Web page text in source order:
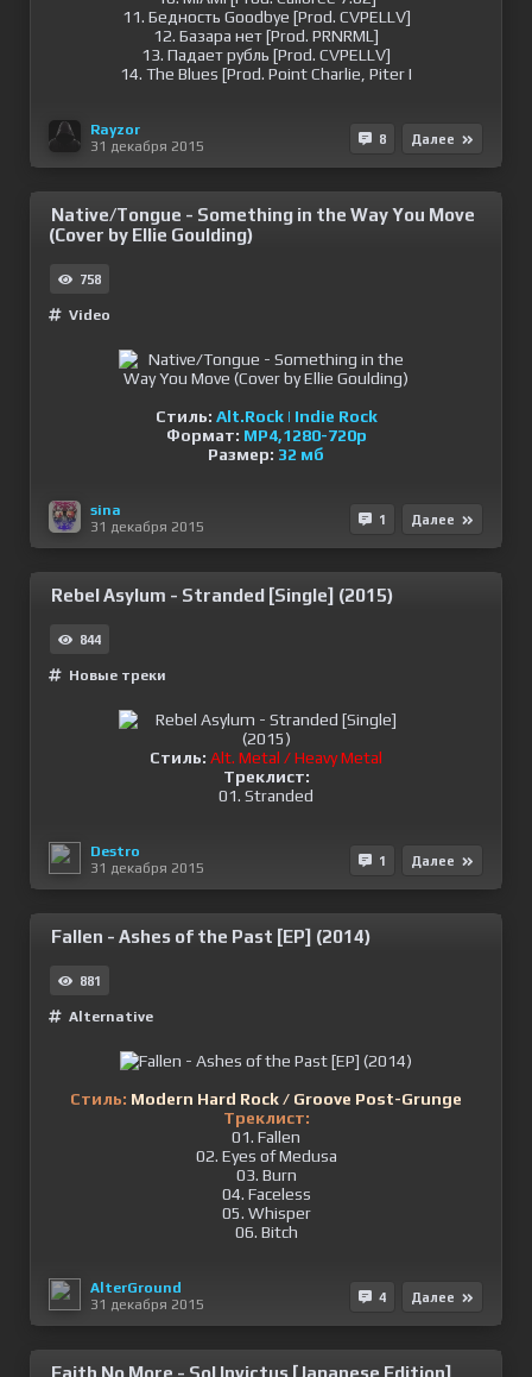
11. Бедность Goodbye [Prod. CVPELLV]
12. Базара нет [Prod. PRNRML]
13. Падает рубль [Prod. CVPELLV]
14. The Blues [Prod. Point Charlie, Piter I
Rayzor
31 декабря 2015
8 Далее
Native/Tongue - Something in the Way You Move
(Cover by Ellie Goulding)
758
Video
Стиль: Alt.Rock | Indie Rock
Формат: MP4,1280-720p
Размер: 32 мб
sina
31 декабря 2015
1 Далее
Rebel Asylum - Stranded [Single] (2015)
844
Новые треки
Стиль: Alt. Metal / Heavy Metal
Треклист:
01. Stranded
Destro
31 декабря 2015
1 Далее
Fallen - Ashes of the Past [EP] (2014)
881
Alternative
Стиль: Modern Hard Rock / Groove Post-Grunge
Треклист:
01. Fallen
02. Eyes of Medusa
03. Burn
04. Faceless
05. Whisper
06. Bitch
AlterGround
31 декабря 2015
4 Далее
Faith No More - Sol Invictus [Japanese Edition]